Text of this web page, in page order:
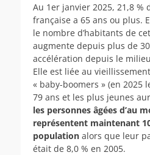
Au 1er janvier 2025, 21,8 %
française a 65 ans ou plus.
le nombre d’habitants de
augmente depuis plus de
accélération depuis le
Elle est liée au
« baby-boomers » (en 2025
79 ans et les plus jeunes
les personnes âgées d’au
représentent maintenant
population alors que leur
était de 8,0 % en 2005.